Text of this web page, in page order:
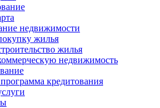
недвижимости
жилья
жилья
недвижимость
кредитования